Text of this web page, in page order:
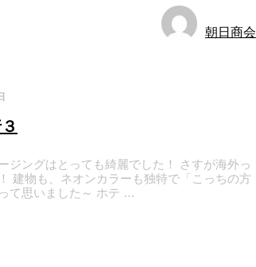
朝日商会
ジングはとっても綺麗でした！ さすが海外っ
建物も、ネオンカラーも独特で「こっちの方
て思いました～ ホテ …